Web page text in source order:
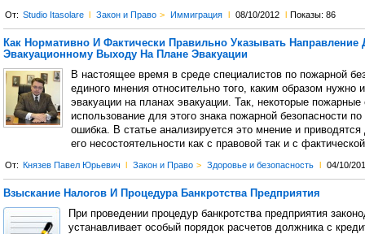
От: Studio Itasolare l Закон и Право > Иммиграция l 08/10/2012 l Показы: 86
Как Нормативно И Фактически Правильно Указывать Направление
Эвакуационному Выходу На Плане Эвакуации
В настоящее время в среде специалистов по пожарной
единого мнения относительно того, каким образом нужно
эвакуации на планах эвакуации. Так, некоторые пожарные
использование для этого знака пожарной безопасности
ошибка. В статье анализируется это мнение и приводятся
его несостоятельности как с правовой так и с
От: Князев Павел Юрьевич l Закон и Право > Здоровье и безопасность l 04/10/
Взыскание Налогов И Процедура Банкротства Предприятия
При проведении процедур банкротства предприятия
устанавливает особый порядок расчетов должника с